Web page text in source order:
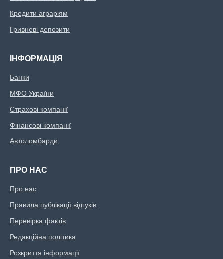
Кредити аграріям
Гривневі депозити
ІНФОРМАЦІЯ
Банки
МФО України
Страхові компанії
Фінансові компанії
Автоломбарди
ПРО НАС
Про нас
Правила публікації відгуків
Перевірка фактів
Редакційна політика
Розкриття інформації